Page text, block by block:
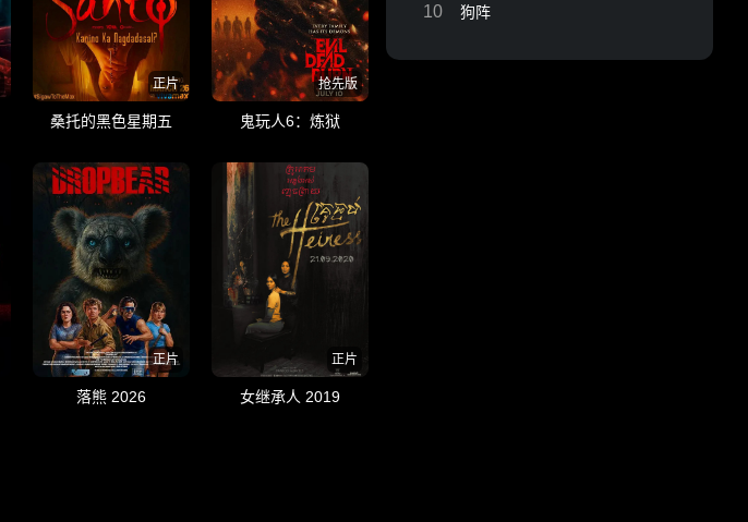
正片
桑托的黑色星期五
抢先版
鬼玩人6：炼狱
正片
落熊 2026
正片
女继承人 2019
10 狗阵